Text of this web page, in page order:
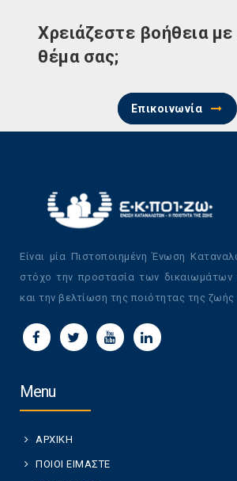
Χρειάζεστε βοήθεια
θέμα σας;
Επικοινωνία
Είναι μία Πιστοποιημένη Ένωση
στόχο την προστασία των
και την βελτίωση της ποιότητας της ζωής
Menu
ΑΡΧΙΚΗ
ΠΟΙΟΙ ΕΙΜΑΣΤΕ